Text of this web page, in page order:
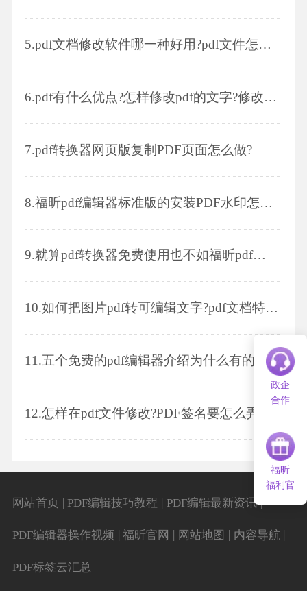
5.pdf文档修改软件哪一种好用?pdf文件怎么删除其中一页
6.pdf有什么优点?怎样修改pdf的文字?修改时需要注意什么?
7.pdf转换器网页版复制PDF页面怎么做?
8.福昕pdf编辑器标准版的安装PDF水印怎么去除?
9.就算pdf转换器免费使用也不如福昕pdf编辑器方便
10.如何把图片pdf转可编辑文字?pdf文档特点是什么?
11.五个免费的pdf编辑器介绍为什么有的PDF转换为Word后无法编辑?
12.怎样在pdf文件修改?PDF签名要怎么弄呢?
政企
合作
福昕
福利官
网站首页 PDF编辑技巧教程 PDF编辑最新资讯 |
PDF编辑器操作视频 福昕官网 网站地图 内容导航
PDF标签云汇总